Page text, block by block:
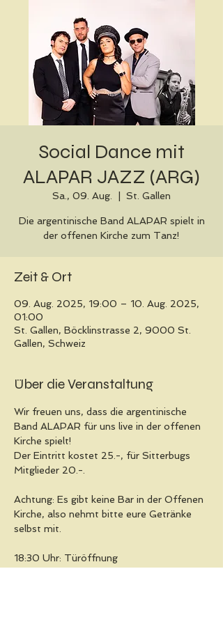
Social Dance mit
ALAPAR JAZZ (ARG)
Sa., 09. Aug. St. Gallen
Die argentinische Band ALAPAR spielt in
der offenen Kirche zum Tanz!
Zeit & Ort
09. Aug. 2025, 19:00 – 10. Aug. 2025,
01:00
St. Gallen, Böcklinstrasse 2, 9000 St.
Gallen, Schweiz
Über die Veranstaltung
Wir freuen uns, dass die argentinische
Band ALAPAR für uns live in der offenen
Kirche spielt!
Der Eintritt kostet 25.-, für Sitterbugs
Mitglieder 20.-.
Achtung: Es gibt keine Bar in der Offenen
Kirche, also nehmt bitte eure Getränke
selbst mit.
18:30 Uhr: Türöffnung